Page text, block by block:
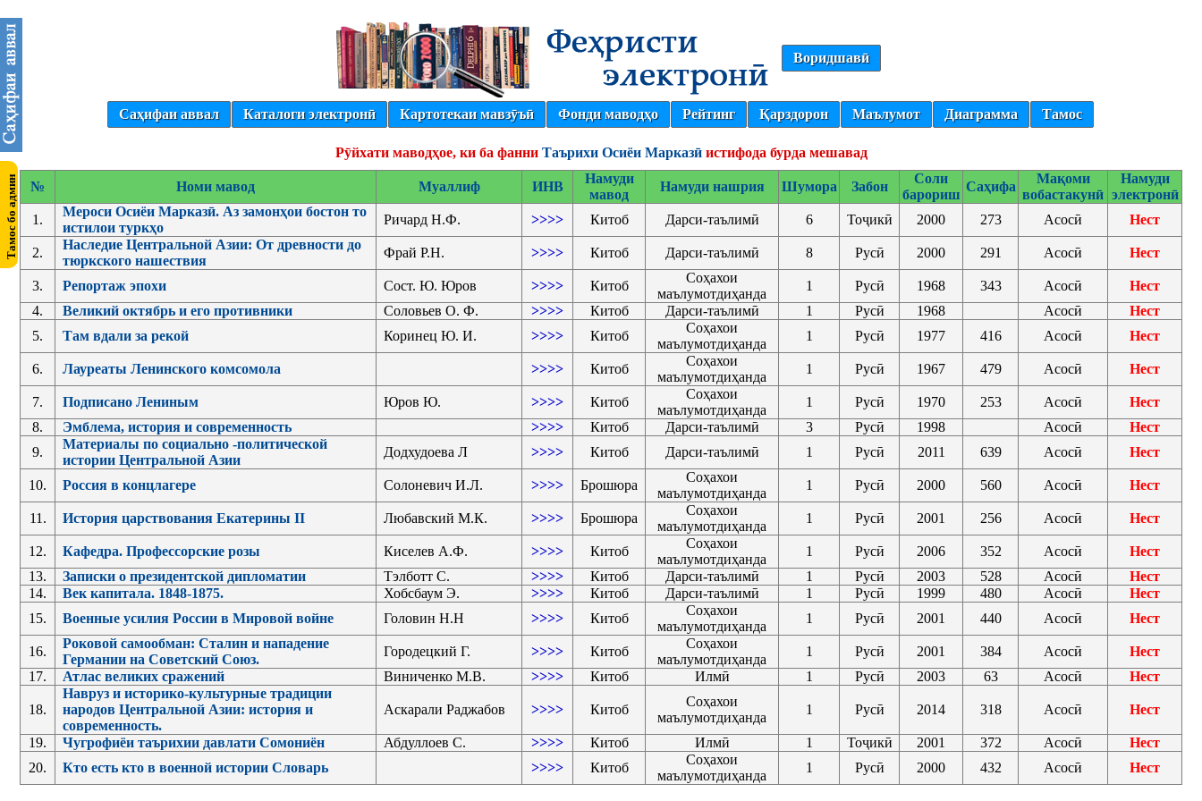
Воридшавӣ
Саҳифаи аввал Каталоги электронӣ Картотекаи мавзӯъӣ Фонди маводҳо Рейтинг Қарздорон Маълумот Диаграмма Тамос
Рӯйхати маводҳое, ки ба фанни Таърихи Осиёи Марказӣистифода бурда мешавад
№ Номи мавод Муаллиф ИНВ
Намуди
мавод
Намуди нашрия Шумора Забон
Соли
барориш
Саҳифа
Мақоми
вобастакунӣ
Намуди
электронӣ
1.
Мероси Осиёи Марказӣ. Аз замонҳои бостон то
истилои туркҳо
Ричард Н.Ф. >>>> Китоб Дарси-таълимӣ 6 Тоҷикӣ 2000 273 Асосӣ Нест
2.
Наследие Центральной Азии: От древности до
тюркского нашествия
Фрай Р.Н. >>>> Китоб Дарси-таълимӣ 8 Русӣ 2000 291 Асосӣ Нест
3. Репортаж эпохи Сост. Ю. Юров >>>> Китоб
Соҳахои
маълумотдиҳанда
1 Русӣ 1968 343 Асосӣ
Нест
4.
Великий октябрь и его противники Соловьев О. Ф. >>>> Китоб Дарси-таълимӣ 1 Русӣ 1968 Асосӣ
Нест
5.
Там вдали за рекой Коринец Ю. И. >>>> Китоб
Соҳахои
маълумотдиҳанда
1 Русӣ 1977 416 Асосӣ Нест
6. Лауреаты Ленинского комсомола >>>> Китоб
Соҳахои
маълумотдиҳанда
1 Русӣ 1967 479 Асосӣ Нест
7. Подписано Лениным Юров Ю. >>>> Китоб
Соҳахои
маълумотдиҳанда
1 Русӣ 1970 253 Асосӣ
Нест
8.
Эмблема, история и современность >>>> Китоб Дарси-таълимӣ 3 Русӣ 1998 Асосӣ
Нест
9.
Материалы по социально -политической
истории Центральной Азии
Додхудоева Л >>>> Китоб Дарси-таълимӣ 1 Русӣ 2011 639 Асосӣ Нест
10. Россия в концлагере Солоневич И.Л. >>>> Брошюра
Соҳахои
маълумотдиҳанда
1 Русӣ 2000 560 Асосӣ Нест
11. История царствования Екатерины II Любавский М.К. >>>> Брошюра
Соҳахои
маълумотдиҳанда
1 Русӣ 2001 256 Асосӣ Нест
12. Кафедра. Профессорские розы Киселев А.Ф. >>>> Китоб
Соҳахои
маълумотдиҳанда
1 Русӣ 2006 352 Асосӣ
Нест
13.
Записки о президентской дипломатии Тэлботт С. >>>> Китоб Дарси-таълимӣ 1 Русӣ 2003 528 Асосӣ
Нест
14.
Век капитала. 1848-1875. Хобсбаум Э. >>>> Китоб Дарси-таълимӣ 1 Русӣ 1999 480 Асосӣ
Нест
15.
Военные усилия России в Мировой войне Головин Н.Н >>>> Китоб
Соҳахои
маълумотдиҳанда
1 Русӣ 2001 440 Асосӣ Нест
16.
Роковой самообман: Сталин и нападение
Германии на Советский Союз.
Городецкий Г. >>>> Китоб
Соҳахои
маълумотдиҳанда
1 Русӣ 2001 384 Асосӣ
Нест
17.
Атлас великих сражений Виниченко М.В. >>>> Китоб Илмӣ 1 Русӣ 2003 63 Асосӣ Нест
18.
Навруз и историко-культурные традиции
народов Центральной Азии: история и
современность.
Аскарали Раджабов >>>> Китоб
Соҳахои
маълумотдиҳанда
1 Русӣ 2014 318 Асосӣ Нест
19. Чугрофиёи таърихии давлати Сомониён Абдуллоев С. >>>> Китоб Илмӣ 1 Тоҷикӣ 2001 372 Асосӣ
Нест
20.
Кто есть кто в военной истории Словарь >>>> Китоб
Соҳахои
маълумотдиҳанда
1 Русӣ 2000 432 Асосӣ Нест